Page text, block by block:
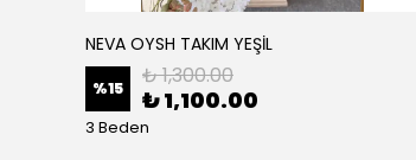
NEVA OYSH TAKIM YEŞİL
%15 ₺ 1,300.00
₺ 1,100.00
3 Beden